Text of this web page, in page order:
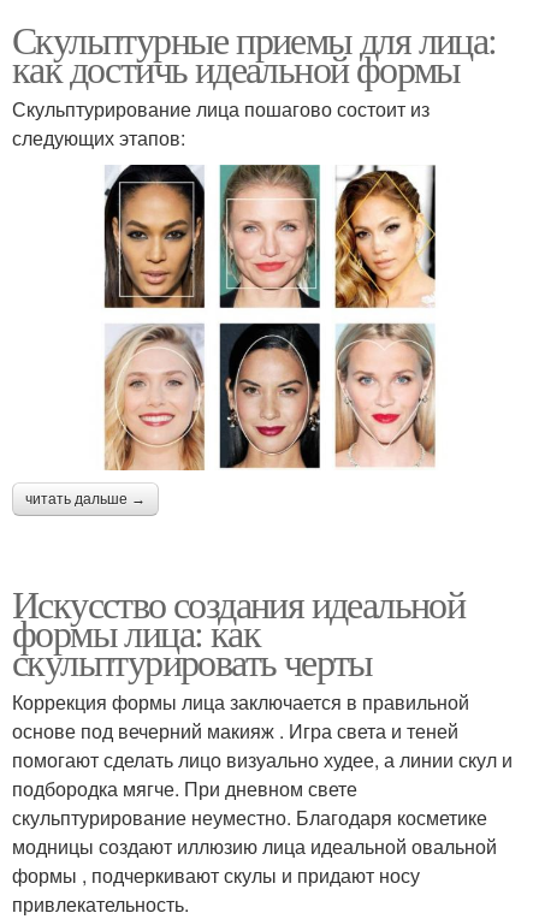
Скульптурные приемы для лица:
как достичь идеальной формы
Скульптурирование лица пошагово состоит из
следующих этапов:
читать дальше →
Искусство создания идеальной
формы лица: как
скульптурировать черты
Коррекция формы лица заключается в правильной
основе под вечерний макияж . Игра света и теней
помогают сделать лицо визуально худее, а линии скул и
подбородка мягче. При дневном свете
скульптурирование неуместно. Благодаря косметике
модницы создают иллюзию лица идеальной овальной
формы , подчеркивают скулы и придают носу
привлекательность.